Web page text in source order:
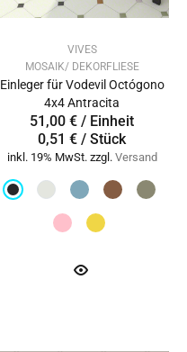
VIVES
MOSAIK/ DEKORFLIESE
Einleger für Vodevil Octógono
4x4 Antracita
51,00 € / Einheit
0,51 € / Stück
inkl. 19% MwSt. zzgl. Versand